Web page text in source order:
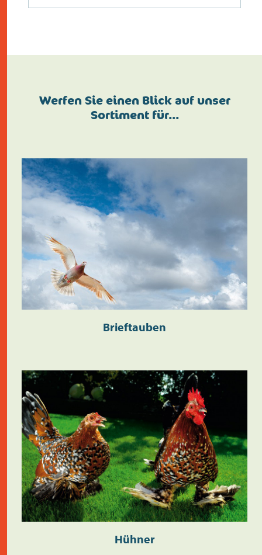
Werfen Sie einen Blick auf unser
Sortiment für…
Brieftauben
Hühner